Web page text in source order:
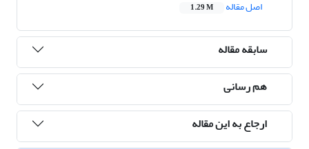
اصل مقاله
1.29 M
سابقه مقاله
هم رسانی
ارجاع به این مقاله